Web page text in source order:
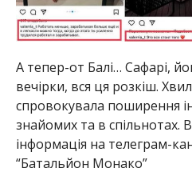
А тепер-от Балі… Сафарі,
вечірки, вся ця розкіш.
спровокувала поширення
знайомих та в спільнотах.
інформація на телеграм-
“Батальйон Монако”